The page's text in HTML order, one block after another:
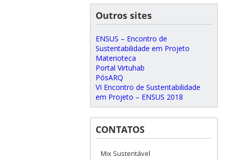
Outros sites
ENSUS – Encontro de
Sustentabilidade em Projeto
Materioteca
Portal Virtuhab
PósARQ
VI Encontro de Sustentabilidade
em Projeto – ENSUS 2018
CONTATOS
Mix Sustentável